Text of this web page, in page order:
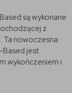
są wykonane
z
Ta nowoczesna
Based jest
wykończeniem i